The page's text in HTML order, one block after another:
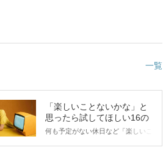
一覧
「楽しいことないかな」と
思ったら試してほしい16の
こと
何も予定がない休日など「楽しいこ